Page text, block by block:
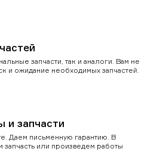
запчасти, так и аналоги. Вам не
и ожидание необходимых запчастей.
и запчасти
Даем письменную гарантию. В
или произведем работы